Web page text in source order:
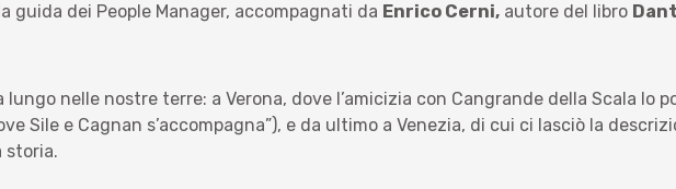
dei People Manager, accompagnati da Enrico Cerni, autore del libro
nelle nostre terre: a Verona, dove l’amicizia con Cangrande della Scala lo
Sile e Cagnan s’accompagna”), e da ultimo a Venezia, di cui ci lasciò la
storia.